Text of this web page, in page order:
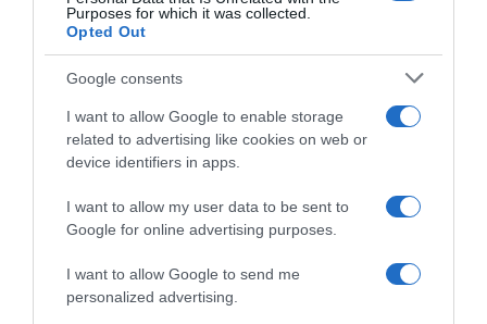
Purposes for which it was collected.
Opted Out
Google consents
I want to allow Google to enable storage
related to advertising like cookies on web or
device identifiers in apps.
I want to allow my user data to be sent to
Google for online advertising purposes.
I want to allow Google to send me
personalized advertising.
ΕΛΛΑΔΑ